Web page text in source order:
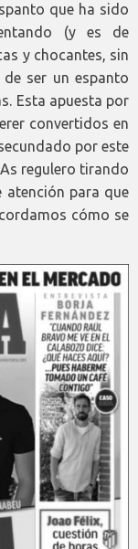
que ha sido
(y es de
y chocantes, sin
ser un espanto
Esta apuesta por
convertidos en
por este
regulero tirando
atención para que
cómo se